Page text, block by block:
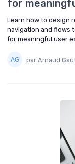
for
Learn how to design
navigation and flows
for meaningful user
par Arnaud